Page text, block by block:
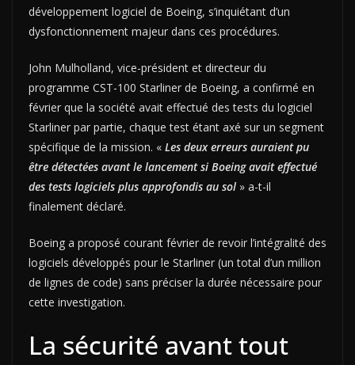
développement logiciel de Boeing, s’inquiétant d’un
dysfonctionnement majeur dans ces procédures.
John Mulholland, vice-président et directeur du
programme CST-100 Starliner de Boeing, a confirmé en
février que la société avait effectué des tests du logiciel
Starliner par partie, chaque test étant axé sur un segment
spécifique de la mission. « Les deux erreurs auraient pu
être détectées avant le lancement si Boeing avait effectué
des tests logiciels plus approfondis au sol » a-t-il
finalement déclaré.
Boeing a proposé courant février de revoir l’intégralité des
logiciels développés pour le Starliner (un total d’un million
de lignes de code) sans préciser la durée nécessaire pour
cette investigation.
La sécurité avant tout